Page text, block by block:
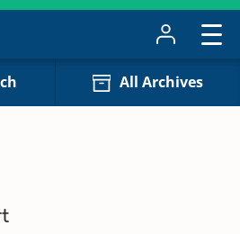
All Archives